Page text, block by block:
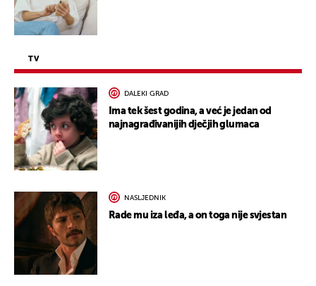
TV
DALEKI GRAD
Ima tek šest godina, a već je jedan od
najnagrađivanijih dječjih glumaca
NASLJEDNIK
Rade mu iza leđa, a on toga nije svjestan